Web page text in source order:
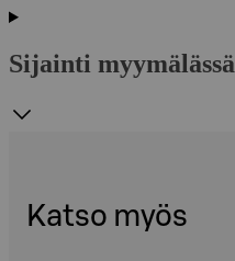
Sijainti myymälässä
Katso myös